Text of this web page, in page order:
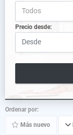
Todos
Precio desde:
Ordenar por:
Más nuevo